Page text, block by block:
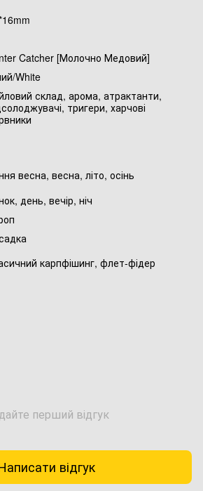
Catcher [Молочно Медовий]
White
склад, арома, атрактанти,
тригери, харчові
весна, весна, літо, осінь
день, вечір, ніч
карпфішинг, флет-фідер
перший відгук
відгук